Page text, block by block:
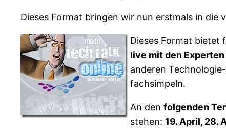
Dieses Format bringen wir nun erstmals in die
Dieses Format bietet
live mit den
anderen
fachsimpeln.
An den folgenden
stehen: 19. April, 28.